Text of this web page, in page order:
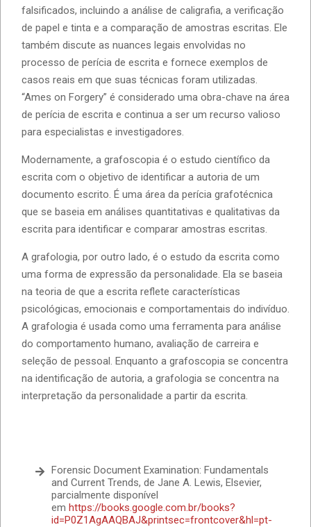
falsificados, incluindo a análise de caligrafia, a verificação
de papel e tinta e a comparação de amostras escritas. Ele
também discute as nuances legais envolvidas no
processo de perícia de escrita e fornece exemplos de
casos reais em que suas técnicas foram utilizadas.
“Ames on Forgery” é considerado uma obra-chave na área
de perícia de escrita e continua a ser um recurso valioso
para especialistas e investigadores.
Modernamente, a grafoscopia é o estudo científico da
escrita com o objetivo de identificar a autoria de um
documento escrito. É uma área da perícia grafotécnica
que se baseia em análises quantitativas e qualitativas da
escrita para identificar e comparar amostras escritas.
A grafologia, por outro lado, é o estudo da escrita como
uma forma de expressão da personalidade. Ela se baseia
na teoria de que a escrita reflete características
psicológicas, emocionais e comportamentais do indivíduo.
A grafologia é usada como uma ferramenta para análise
do comportamento humano, avaliação de carreira e
seleção de pessoal. Enquanto a grafoscopia se concentra
na identificação de autoria, a grafologia se concentra na
interpretação da personalidade a partir da escrita.
Forensic Document Examination: Fundamentals
and Current Trends, de Jane A. Lewis, Elsevier,
parcialmente disponível
em https://books.google.com.br/books?
id=P0Z1AgAAQBAJ&printsec=frontcover&hl=pt-